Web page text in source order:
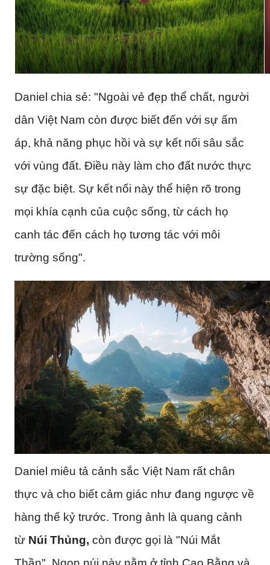
Daniel chia sẻ: "Ngoài vẻ đẹp thể chất, người
dân Việt Nam còn được biết đến với sự ấm
áp, khả năng phục hồi và sự kết nối sâu sắc
với vùng đất. Điều này làm cho đất nước thực
sự đặc biệt. Sự kết nối này thể hiện rõ trong
mọi khía cạnh của cuộc sống, từ cách họ
canh tác đến cách họ tương tác với môi
trường sống".
Daniel miêu tả cảnh sắc Việt Nam rất chân
thực và cho biết cảm giác như đang ngược về
hàng thế kỷ trước. Trong ảnh là quang cảnh
từ Núi Thủng, còn được gọi là "Núi Mắt